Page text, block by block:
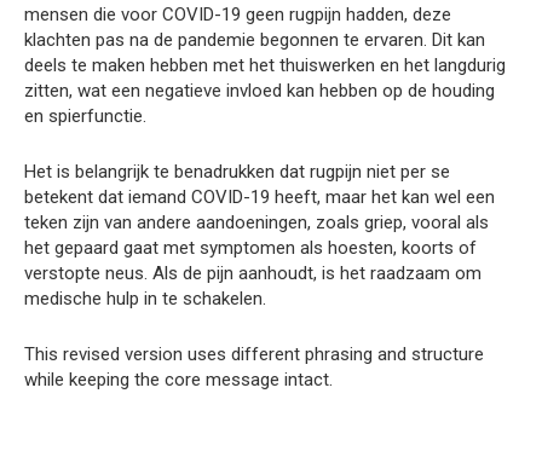
mensen die voor COVID-19 geen rugpijn hadden, deze
klachten pas na de pandemie begonnen te ervaren. Dit kan
deels te maken hebben met het thuiswerken en het langdurig
zitten, wat een negatieve invloed kan hebben op de houding
en spierfunctie.
Het is belangrijk te benadrukken dat rugpijn niet per se
betekent dat iemand COVID-19 heeft, maar het kan wel een
teken zijn van andere aandoeningen, zoals griep, vooral als
het gepaard gaat met symptomen als hoesten, koorts of
verstopte neus. Als de pijn aanhoudt, is het raadzaam om
medische hulp in te schakelen.
This revised version uses different phrasing and structure
while keeping the core message intact.